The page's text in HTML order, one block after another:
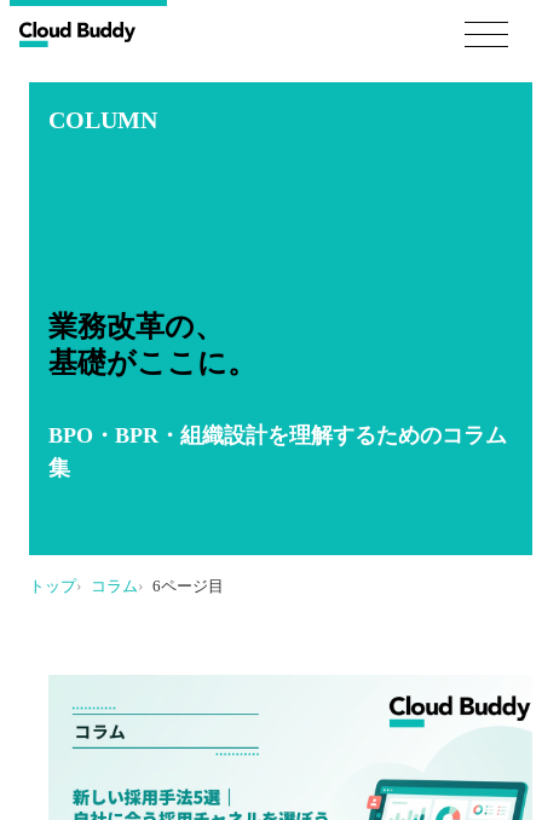
COLUMN
業務改革の、
基礎がここに。
BPO・BPR・組織設計を理解するためのコラム
集
トップ コラム 6ページ目